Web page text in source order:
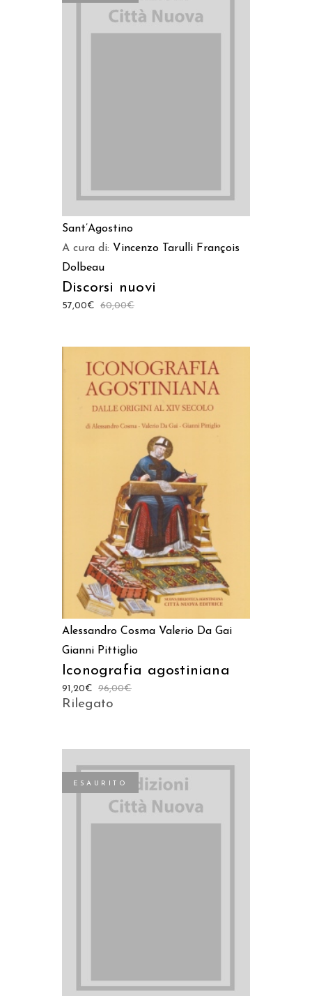
Sant’Agostino
A cura di: Vincenzo Tarulli François
Dolbeau
Discorsi nuovi
60,00€
57,00€
AGGIUNGI AL CARRELLO
Alessandro Cosma Valerio Da Gai
Gianni Pittiglio
Iconografia agostiniana
96,00€
91,20€
Rilegato
ESAURITO